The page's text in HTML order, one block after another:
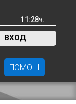
11 :28ч.
ВХОД
ПОМОЩ